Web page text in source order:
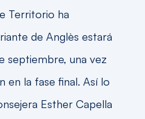
Territorio ha
de Anglès estará
septiembre, una vez
en la fase final. Así lo
Esther Capella